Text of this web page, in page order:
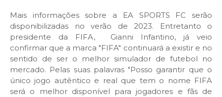
Mais informações sobre a EA SPORTS FC serão
disponibilizadas no verão de 2023. Entretanto o
presidente da FIFA, Gianni Infantino, já veio
confirmar que a marca "FIFA" continuará a existir e no
sentido de ser o melhor simulador de futebol no
mercado. Pelas suas palavras "Posso garantir que o
único jogo autêntico e real que tem o nome FIFA
será o melhor disponível para jogadores e fãs de